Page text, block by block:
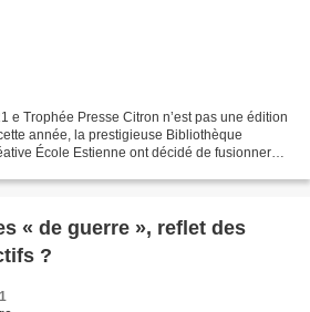
e Trophée Presse Citron n’est pas une édition
année, la prestigieuse Bibliothèque
École Estienne ont décidé de fusionner
« de guerre », reflet des
?